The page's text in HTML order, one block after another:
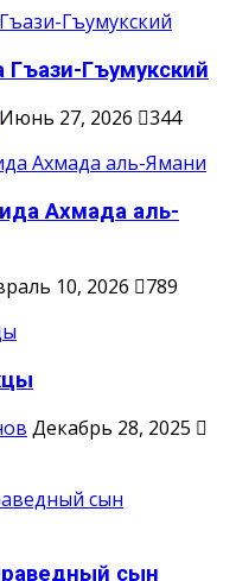
Гъумукский
Июнь 27, 2026 344
Ахмада аль-
10, 2026 789
Декабрь 28, 2025
сын